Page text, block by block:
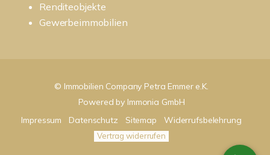
Renditeobjekte
Gewerbeimmobilien
© Immobilien Company Petra Emmer e.K.
Powered by Immonia GmbH
Impressum
Datenschutz Sitemap Widerrufsbelehrung
Vertrag widerrufen